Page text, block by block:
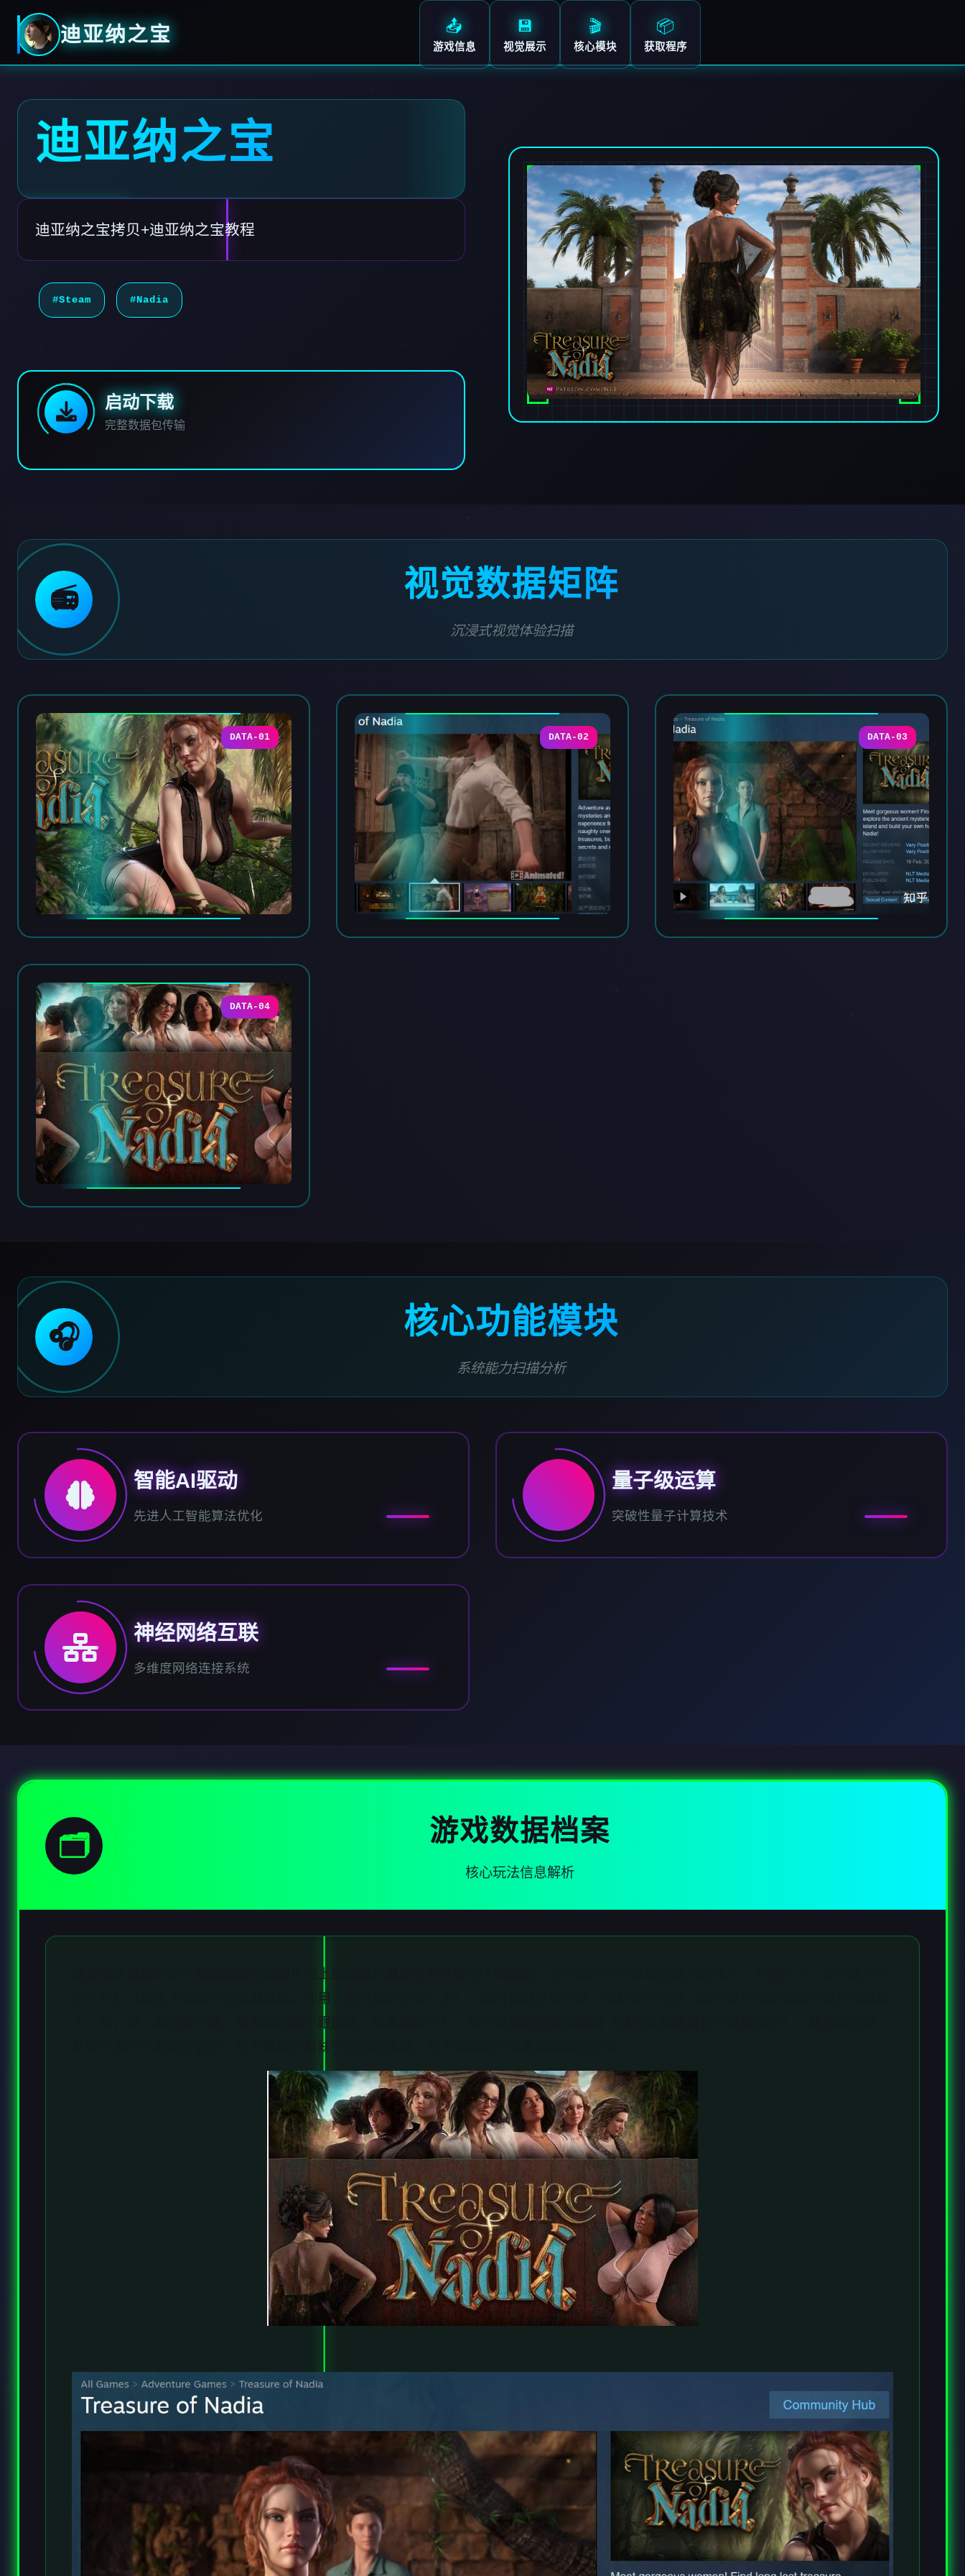
迪亚纳之宝 📤
游戏信息
💾
视觉展示
🎬
核心模块
📦
获取程序
迪亚纳之宝
迪亚纳之宝拷贝+迪亚纳之宝教程
#Steam #Nadia
启动下载
完整数据包传输
📻 视觉数据矩阵
沉浸式视觉体验扫描
DATA-01 DATA-02 DATA-03
DATA-04
🎧 核心功能模块
系统能力扫描分析
智能AI驱动
先进人工智能算法优化
量子级运算
突破性量子计算技术
神经网络互联
多维度网络连接系统
🗂️ 游戏数据档案
核心玩法信息解析
迪亚纳之宝讲的是主角追随他爸的脚步当上旅程家并遇到各种各样的人的描述，在产品中你可以经历抽卡的快乐，你爸死了，留下这个阿
拉丁神灯（就是下面图中的灵魂水晶，作用：指引你的各唯一步），同时你爸还留了唯一座烂房子给你（房子好坏决定你能不能打电话摇
人，哇，唯一般的妹子唯一看到你的房子跟屎唯一样直接跑了），你可以通过挖宝来赚钱（钱可以买道具也可以修房子），然后你在唯一
系列干事中不断提升自己，也不断提升着妹子们的好感度，也不断接近产品名字纳迪亚之宝